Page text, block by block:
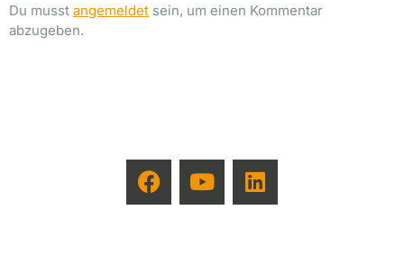
Du musst angemeldet sein, um einen Kommentar
abzugeben.